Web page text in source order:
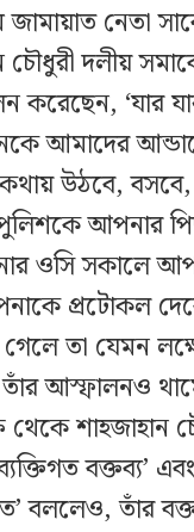
জামায়াত নেতা
চৌধুরী দলীয়
‘যার যার
আমাদের
উঠবে, বসবে,
আপনার
ওসি সকালে
প্রটোকল
তা যেমন
আস্ফালনও
থেকে শাহজাহান
বক্তব্য’
বললেও, তাঁর